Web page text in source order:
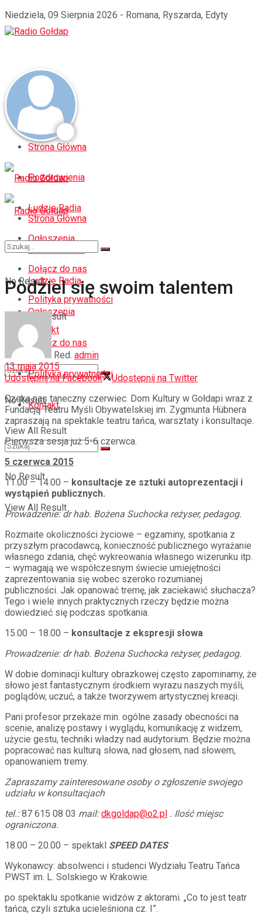
Niedziela, 09 Sierpnia 2026 - Romana, Ryszarda, Edyty
Strona Główna
Pozdrowienia
Ludzie Radia
Ogłoszenia
Dołącz do nas
Polityka prywatności
Kontakt
No Result
View All Result
Strona Główna
Pozdrowienia
Ludzie Radia
Ogłoszenia
Dołącz do nas
Polityka prywatności
Kontakt
No Result
View All Result
No Result
View All Result
Podziel się swoim talentem
Red. admin
13 maja 2015
Udostępnij na Facebook
Udostępnij na Twitter
Czeka nas taneczny czerwiec. Dom Kultury w Gołdapi wraz z
Fundacją Teatru Myśli Obywatelskiej im. Zygmunta Hübnera
zapraszają na spektakle teatru tańca, warsztaty i konsultacje.
Pierwsza sesja już 5-6 czerwca.
5 czerwca 2015
11.00 – 14.00 – konsultacje ze sztuki autoprezentacji i
wystąpień publicznych.
Prowadzenie: dr hab. Bożena Suchocka reżyser, pedagog.
Rozmaite okoliczności życiowe – egzaminy, spotkania z
przyszłym pracodawcą, konieczność publicznego wyrażanie
własnego zdania, chęć wykreowania własnego wizerunku itp.
– wymagają we współczesnym świecie umiejętności
zaprezentowania się wobec szeroko rozumianej
publiczności. Jak opanować tremę, jak zaciekawić słuchacza?
Tego i wiele innych praktycznych rzeczy będzie można
dowiedzieć się podczas spotkania.
15.00 – 18.00 – konsultacje z ekspresji słowa
Prowadzenie: dr hab. Bożena Suchocka reżyser, pedagog.
W dobie dominacji kultury obrazkowej często zapominamy, że
słowo jest fantastycznym środkiem wyrazu naszych myśli,
poglądów, uczuć, a także tworzywem artystycznej kreacji.
Pani profesor przekaże min. ogólne zasady obecności na
scenie, analizę postawy i wyglądu, komunikację z widzem,
użycie gestu, techniki władzy nad audytorium. Będzie można
popracować nas kulturą słowa, nad głosem, nad słowem,
opanowaniem tremy.
Zapraszamy zainteresowane osoby o zgłoszenie swojego
udziału w konsultacjach
tel.:87 615 08 03 mail: dkgoldap@o2.pl . Ilość miejsc
ograniczona.
18.00 – 20.00 – spektakl SPEED DATES
Wykonawcy: absolwenci i studenci Wydziału Teatru Tańca
PWST im. L. Solskiego w Krakowie.
po spektaklu spotkanie widzów z aktorami. „Co to jest teatr
tańca, czyli sztuka ucieleśniona cz. I”.